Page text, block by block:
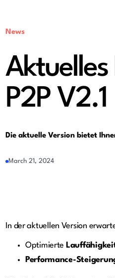
News
Aktuelles
P2P V2.1
Die aktuelle Version bietet
March 21, 2024
In der aktuellen Version
Optimierte
Performance-